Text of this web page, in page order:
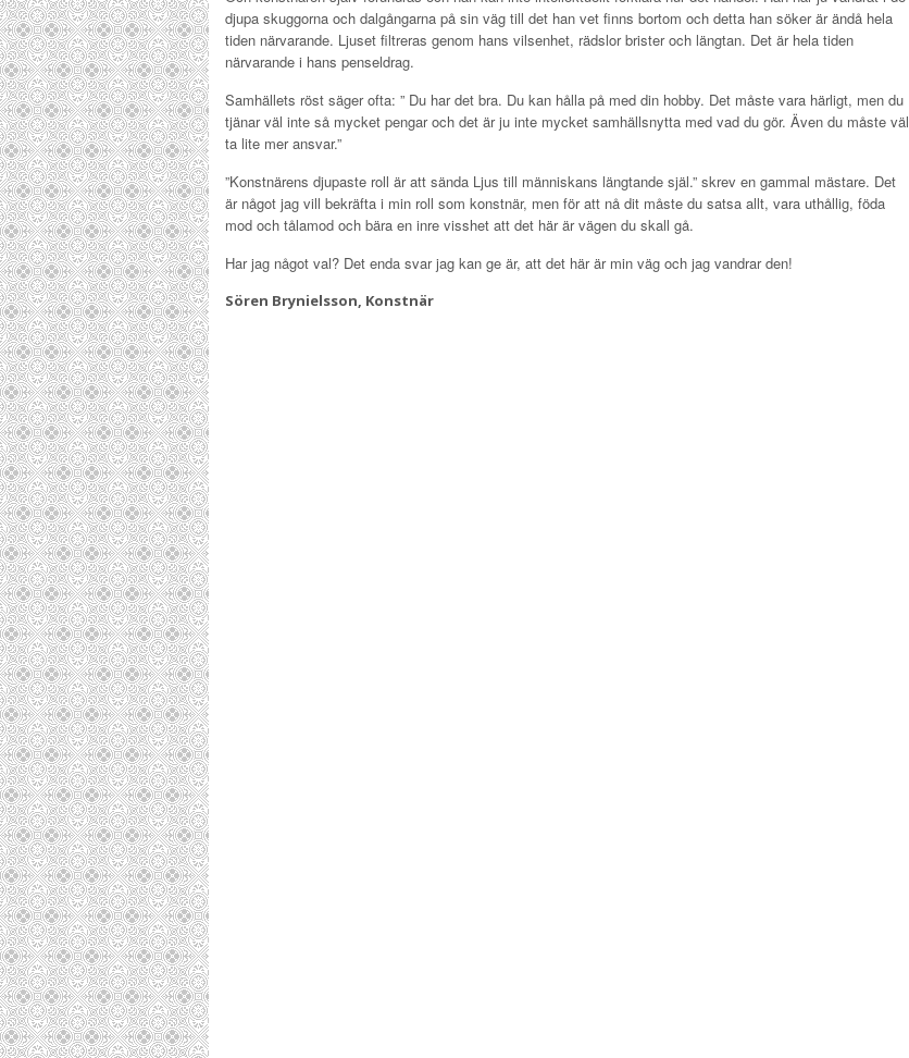
djupa skuggorna och dalgångarna på sin väg till det han vet finns bortom och detta han söker är ändå hela
tiden närvarande. Ljuset filtreras genom hans vilsenhet, rädslor brister och längtan. Det är hela tiden
närvarande i hans penseldrag.
Samhällets röst säger ofta: ” Du har det bra. Du kan hålla på med din hobby. Det måste vara härligt, men du
tjänar väl inte så mycket pengar och det är ju inte mycket samhällsnytta med vad du gör. Även du måste väl
ta lite mer ansvar.”
”Konstnärens djupaste roll är att sända Ljus till människans längtande själ.” skrev en gammal mästare. Det
är något jag vill bekräfta i min roll som konstnär, men för att nå dit måste du satsa allt, vara uthållig, föda
mod och tålamod och bära en inre visshet att det här är vägen du skall gå.
Har jag något val? Det enda svar jag kan ge är, att det här är min väg och jag vandrar den!
Sören Brynielsson, Konstnär